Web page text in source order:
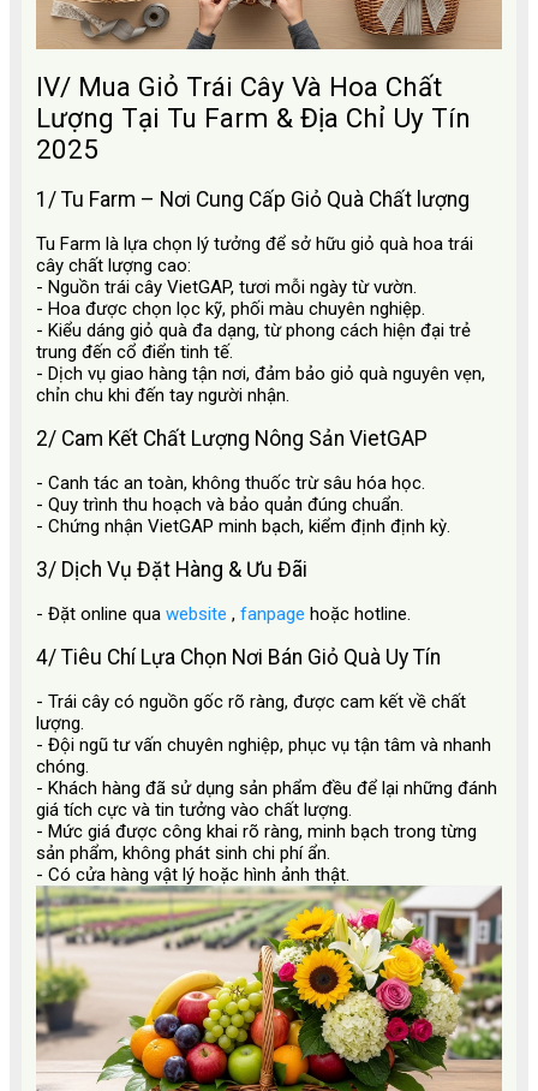
IV/ Mua Giỏ Trái Cây Và Hoa Chất
Lượng Tại Tu Farm & Địa Chỉ Uy Tín
2025
1/ Tu Farm – Nơi Cung Cấp Giỏ Quà Chất lượng
Tu Farm là lựa chọn lý tưởng để sở hữu giỏ quà hoa trái
cây chất lượng cao:
- Nguồn trái cây VietGAP, tươi mỗi ngày từ vườn.
- Hoa được chọn lọc kỹ, phối màu chuyên nghiệp.
- Kiểu dáng giỏ quà đa dạng, từ phong cách hiện đại trẻ
trung đến cổ điển tinh tế.
- Dịch vụ giao hàng tận nơi, đảm bảo giỏ quà nguyên vẹn,
chỉn chu khi đến tay người nhận.
2/ Cam Kết Chất Lượng Nông Sản VietGAP
- Canh tác an toàn, không thuốc trừ sâu hóa học.
- Quy trình thu hoạch và bảo quản đúng chuẩn.
- Chứng nhận VietGAP minh bạch, kiểm định định kỳ.
3/ Dịch Vụ Đặt Hàng & Ưu Đãi
- Đặt online qua website , fanpage hoặc hotline.
4/ Tiêu Chí Lựa Chọn Nơi Bán Giỏ Quà Uy Tín
- Trái cây có nguồn gốc rõ ràng, được cam kết về chất
lượng.
- Đội ngũ tư vấn chuyên nghiệp, phục vụ tận tâm và nhanh
chóng.
- Khách hàng đã sử dụng sản phẩm đều để lại những đánh
giá tích cực và tin tưởng vào chất lượng.
- Mức giá được công khai rõ ràng, minh bạch trong từng
sản phẩm, không phát sinh chi phí ẩn.
- Có cửa hàng vật lý hoặc hình ảnh thật.